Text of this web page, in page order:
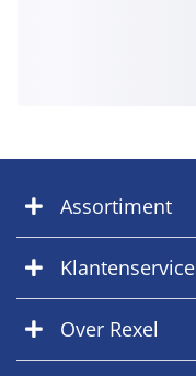
Assortiment
Klantenservice
Over Rexel